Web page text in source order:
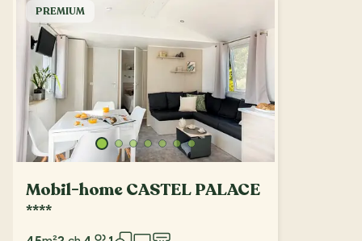
PREMIUM
Mobil-home CASTEL PALACE
****